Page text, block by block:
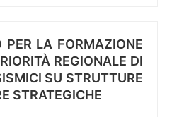
PER LA FORMAZIONE
REGIONALE DI
SU STRUTTURE
STRATEGICHE